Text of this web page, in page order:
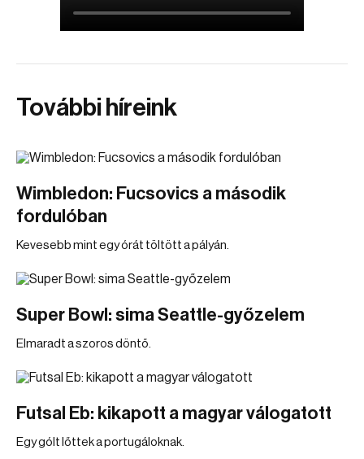
További híreink
Wimbledon: Fucsovics a második
fordulóban
Kevesebb mint egy órát töltött a pályán.
Super Bowl: sima Seattle-győzelem
Elmaradt a szoros döntő.
Futsal Eb: kikapott a magyar válogatott
Egy gólt lőttek a portugáloknak.